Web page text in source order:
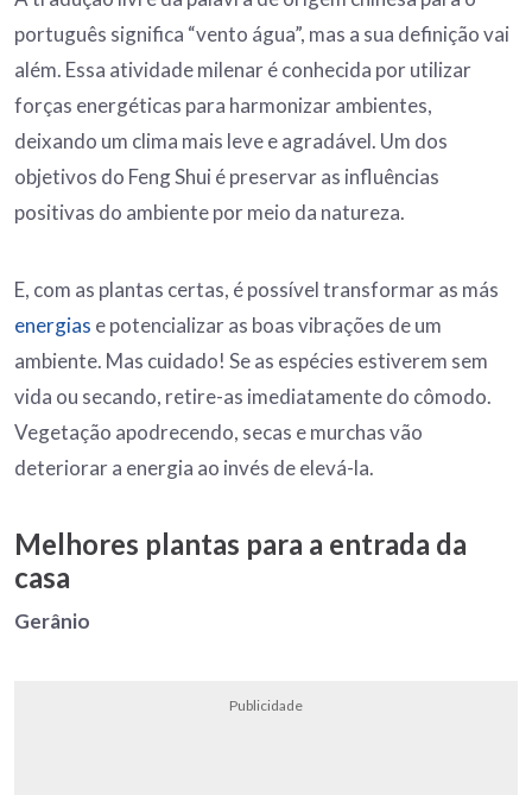
português significa “vento água”, mas a sua definição vai
além. Essa atividade milenar é conhecida por utilizar
forças energéticas para harmonizar ambientes,
deixando um clima mais leve e agradável. Um dos
objetivos do Feng Shui é preservar as influências
positivas do ambiente por meio da natureza.
E, com as plantas certas, é possível transformar as más
energias e potencializar as boas vibrações de um
ambiente. Mas cuidado! Se as espécies estiverem sem
vida ou secando, retire-as imediatamente do cômodo.
Vegetação apodrecendo, secas e murchas vão
deteriorar a energia ao invés de elevá-la.
Melhores plantas para a entrada da
casa
Gerânio
Publicidade